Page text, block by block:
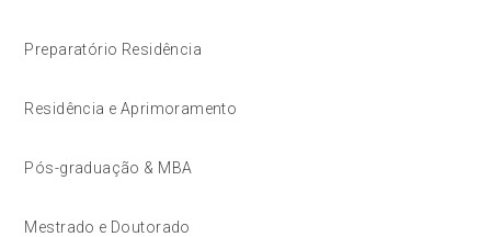
Preparatório Residência
Residência e Aprimoramento
Pós-graduação & MBA
Mestrado e Doutorado